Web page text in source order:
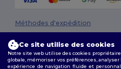
Méthodes d'expédition
Ce site utilise des cookies
Notre site web utilise des cookies
globale, mémoriser vos préférences,
expérience de navigation fluide et